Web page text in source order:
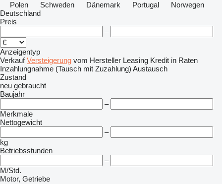
Polen Schweden Dänemark Portugal
Norwegen
Deutschland
Preis
–
Anzeigentyp
Verkauf Versteigerung vom Hersteller Leasing Kredit in Raten
Inzahlungnahme (Tausch mit Zuzahlung) Austausch
Zustand
neu gebraucht
Baujahr
–
Merkmale
Nettogewicht
–
kg
Betriebsstunden
–
M/Std.
Motor, Getriebe